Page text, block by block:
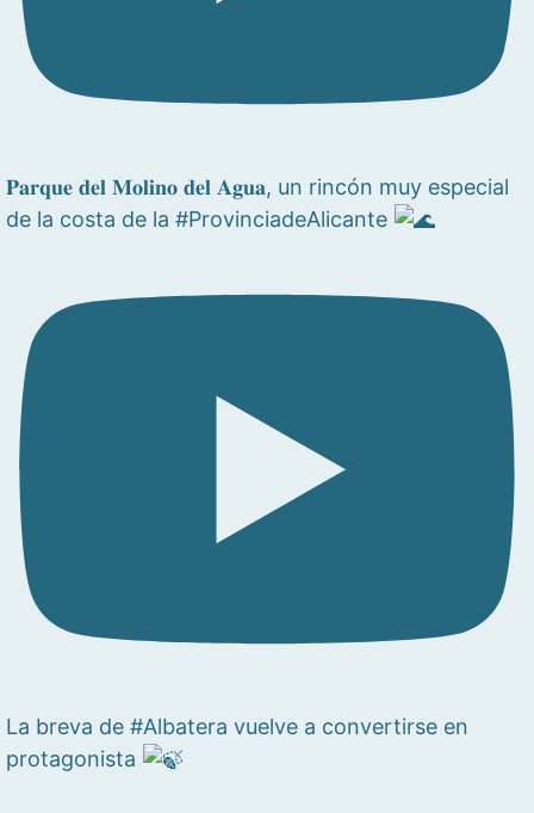
𝐏𝐚𝐫𝐪𝐮𝐞 𝐝𝐞𝐥 𝐌𝐨𝐥𝐢𝐧𝐨 𝐝𝐞𝐥 𝐀𝐠𝐮𝐚, un rincón muy especial
de la costa de la #ProvinciadeAlicante
La breva de #Albatera vuelve a convertirse en
protagonista